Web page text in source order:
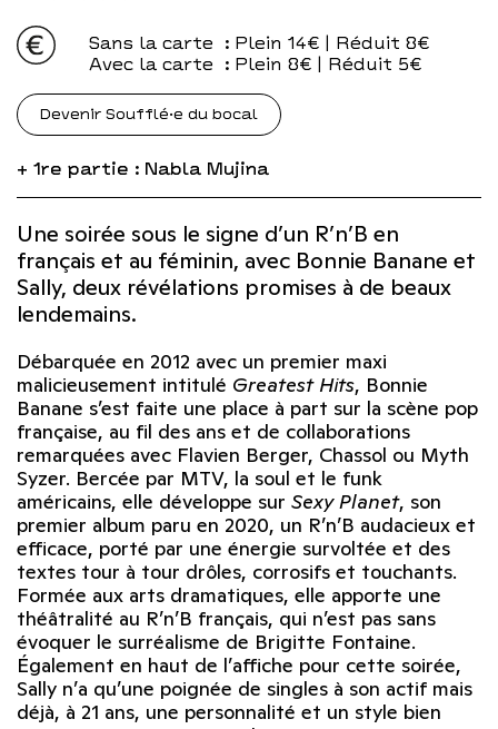
Sans la carte
: Plein 14€ | Réduit 8€
Avec la carte
: Plein 8€ | Réduit 5€
Devenir Soufflé·e du bocal
+ 1re partie : Nabla Mujina
Une soirée sous le signe d’un R’n’B en
français et au féminin, avec Bonnie Banane et
Sally, deux révélations promises à de beaux
lendemains.
Débarquée en 2012 avec un premier maxi
malicieusement intitulé Greatest Hits, Bonnie
Banane s’est faite une place à part sur la scène pop
française, au fil des ans et de collaborations
remarquées avec Flavien Berger, Chassol ou Myth
Syzer. Bercée par MTV, la soul et le funk
américains, elle développe sur Sexy Planet, son
premier album paru en 2020, un R’n’B audacieux et
efficace, porté par une énergie survoltée et des
textes tour à tour drôles, corrosifs et touchants.
Formée aux arts dramatiques, elle apporte une
théâtralité au R’n’B français, qui n’est pas sans
évoquer le surréalisme de Brigitte Fontaine.
Également en haut de l’affiche pour cette soirée,
Sally n’a qu’une poignée de singles à son actif mais
déjà, à 21 ans, une personnalité et un style bien